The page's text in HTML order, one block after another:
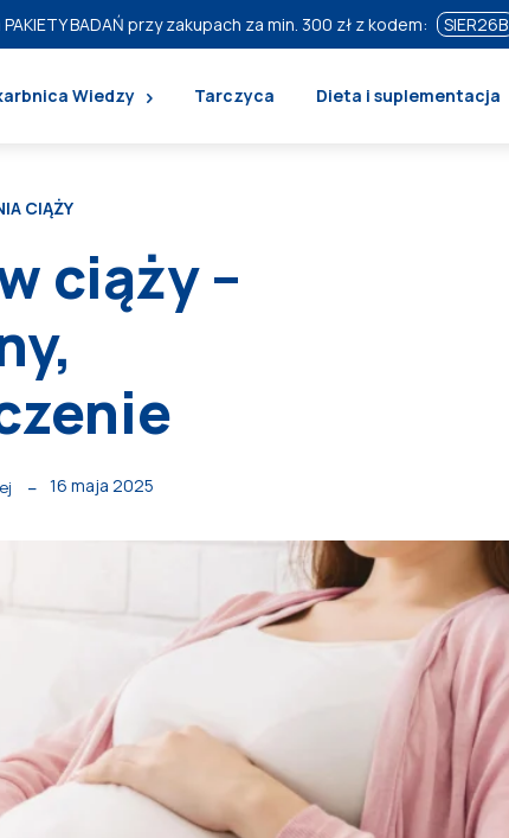
PAKIETY BADAŃ przy zakupach za min. 300 zł z kodem: SIER26B
Wiedzy Tarczyca Dieta i suplementacja
CIĄŻY
ciąży –
16 maja 2025